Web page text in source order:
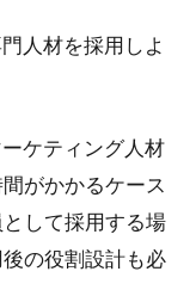
人材を採用しよ
ケティング人材
がかかるケース
して採用する場
の役割設計も必